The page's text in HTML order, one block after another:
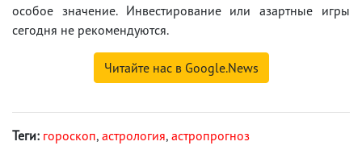
особое значение. Инвестирование или азартные игры
сегодня не рекомендуются.
Читайте нас в Google.News
Теги: гороскоп, астрология, астропрогноз